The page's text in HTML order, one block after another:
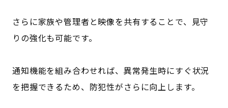
さらに家族や管理者と映像を共有することで、見守
りの強化も可能です。
通知機能を組み合わせれば、異常発生時にすぐ状況
を把握できるため、防犯性がさらに向上します。